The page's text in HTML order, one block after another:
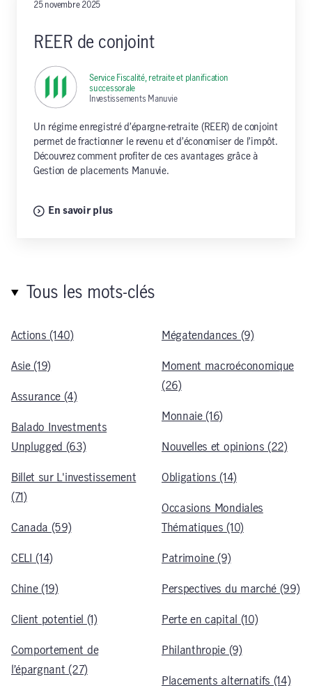
25 novembre 2025
REER de conjoint
Service Fiscalité, retraite et planification
successorale
Investissements Manuvie
Un régime enregistré d’épargne-retraite (REER) de conjoint
permet de fractionner le revenu et d’économiser de l’impôt.
Découvrez comment profiter de ces avantages grâce à
Gestion de placements Manuvie.
En savoir plus
Tous les mots-clés
Actions (140)
Asie (19)
Assurance (4)
Balado Investments
Unplugged (63)
Billet sur L'investissement
(71)
Canada (59)
CELI (14)
Chine (19)
Client potentiel (1)
Comportement de
l’épargnant (27)
Mégatendances (9)
Moment macroéconomique
(26)
Monnaie (16)
Nouvelles et opinions (22)
Obligations (14)
Occasions Mondiales
Thématiques (10)
Patrimoine (9)
Perspectives du marché (99)
Perte en capital (10)
Philanthropie (9)
Placements alternatifs (14)